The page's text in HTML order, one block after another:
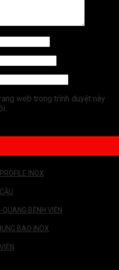
web trong trình duyệt này
INOX
BỆNH VIỆN
BAO INOX